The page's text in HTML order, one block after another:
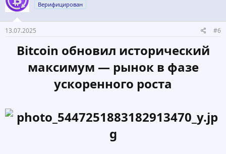
Верифицирован
13.07.2025 #6
Bitcoin обновил исторический
максимум — рынок в фазе
ускоренного роста